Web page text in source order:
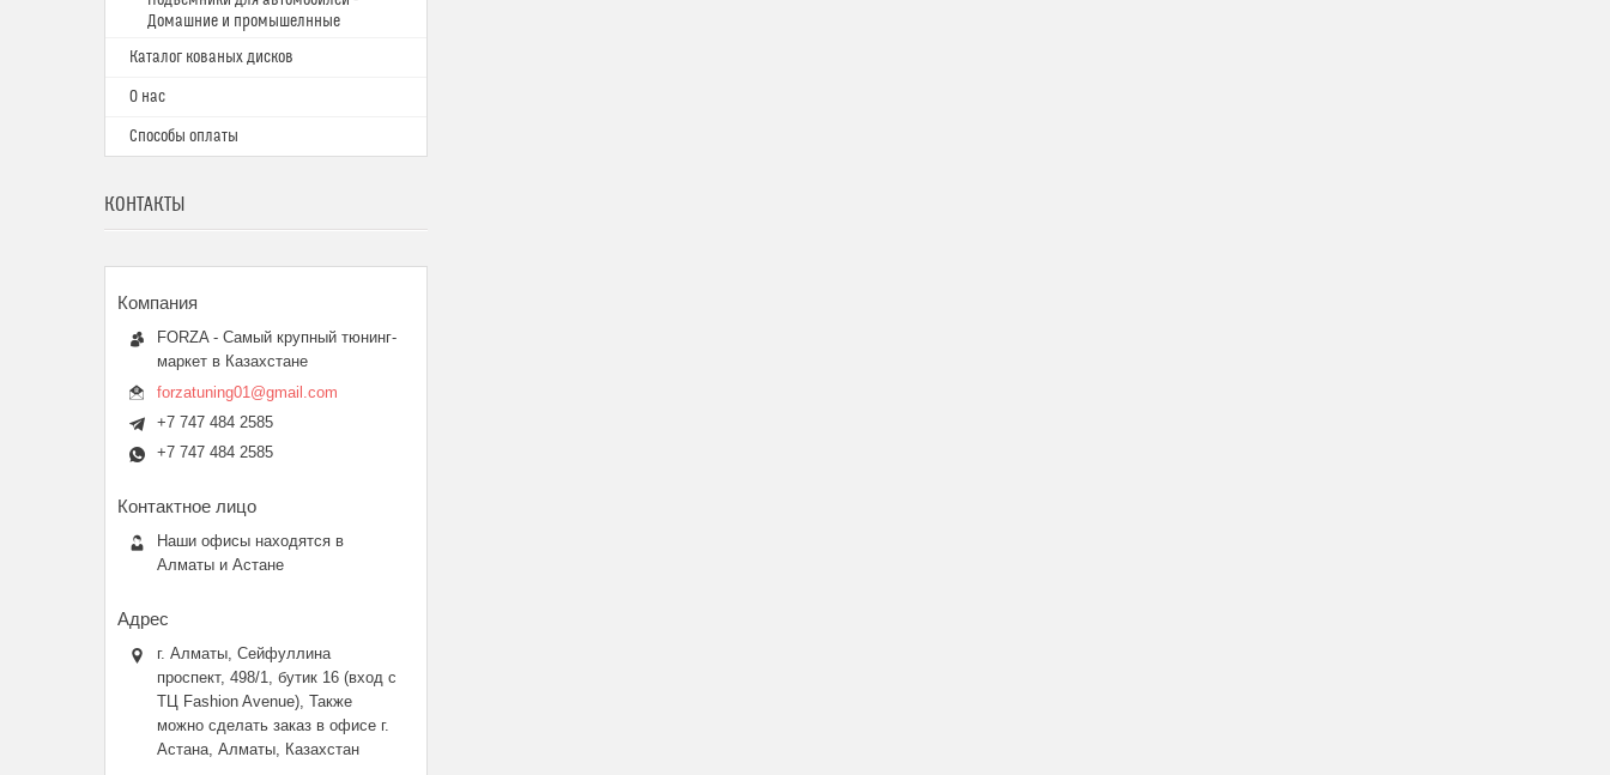
Домашние и промышелнные
Каталог кованых дисков
О нас
Способы оплаты
КОНТАКТЫ
FORZA - Самый крупный тюнинг-
маркет в Казахстане
forzatuning01@gmail.com
+7 747 484 2585
+7 747 484 2585
Наши офисы находятся в
Алматы и Астане
г. Алматы, Сейфуллина
проспект, 498/1, бутик 16 (вход с
ТЦ Fashion Avenue), Также
можно сделать заказ в офисе г.
Астана, Алматы, Казахстан